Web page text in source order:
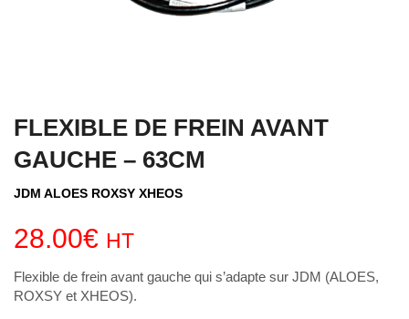
FLEXIBLE DE FREIN AVANT
GAUCHE – 63CM
JDM ALOES ROXSY XHEOS
28.00€ HT
Flexible de frein avant gauche qui s’adapte sur JDM (ALOES,
ROXSY et XHEOS).